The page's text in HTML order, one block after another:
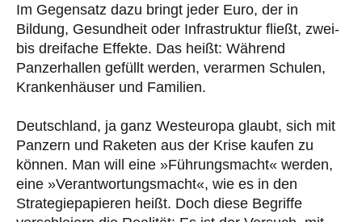
Im Gegensatz dazu bringt jeder Euro, der in
Bildung, Gesundheit oder Infrastruktur fließt, zwei-
bis dreifache Effekte. Das heißt: Während
Panzerhallen gefüllt werden, verarmen Schulen,
Krankenhäuser und Familien.
Deutschland, ja ganz Westeuropa glaubt, sich mit
Panzern und Raketen aus der Krise kaufen zu
können. Man will eine »Führungsmacht« werden,
eine »Verantwortungsmacht«, wie es in den
Strategiepapieren heißt. Doch diese Begriffe